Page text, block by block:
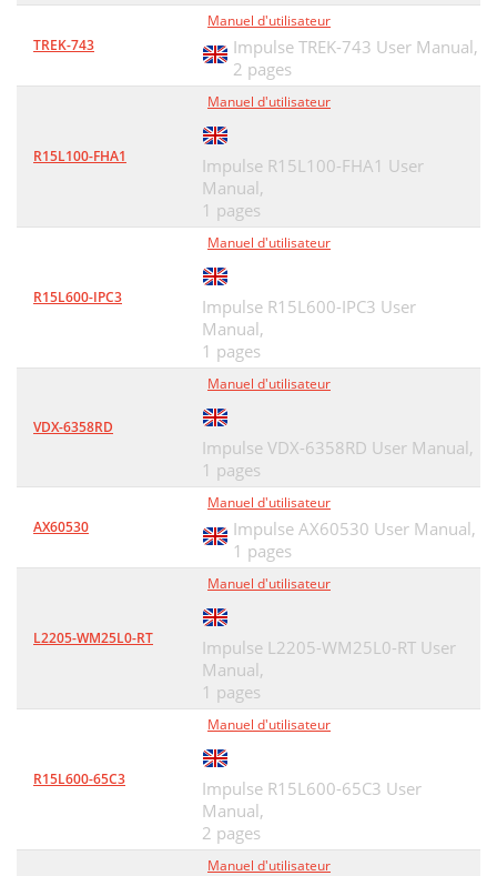
TREK-743
Manuel d'utilisateur
Impulse TREK-743 User Manual,
2 pages
R15L100-FHA1
Manuel d'utilisateur
Impulse R15L100-FHA1 User
Manual,
1 pages
R15L600-IPC3
Manuel d'utilisateur
Impulse R15L600-IPC3 User
Manual,
1 pages
VDX-6358RD
Manuel d'utilisateur
Impulse VDX-6358RD User Manual,
1 pages
AX60530
Manuel d'utilisateur
Impulse AX60530 User Manual,
1 pages
L2205-WM25L0-RT
Manuel d'utilisateur
Impulse L2205-WM25L0-RT User
Manual,
1 pages
R15L600-65C3
Manuel d'utilisateur
Impulse R15L600-65C3 User
Manual,
2 pages
Manuel d'utilisateur